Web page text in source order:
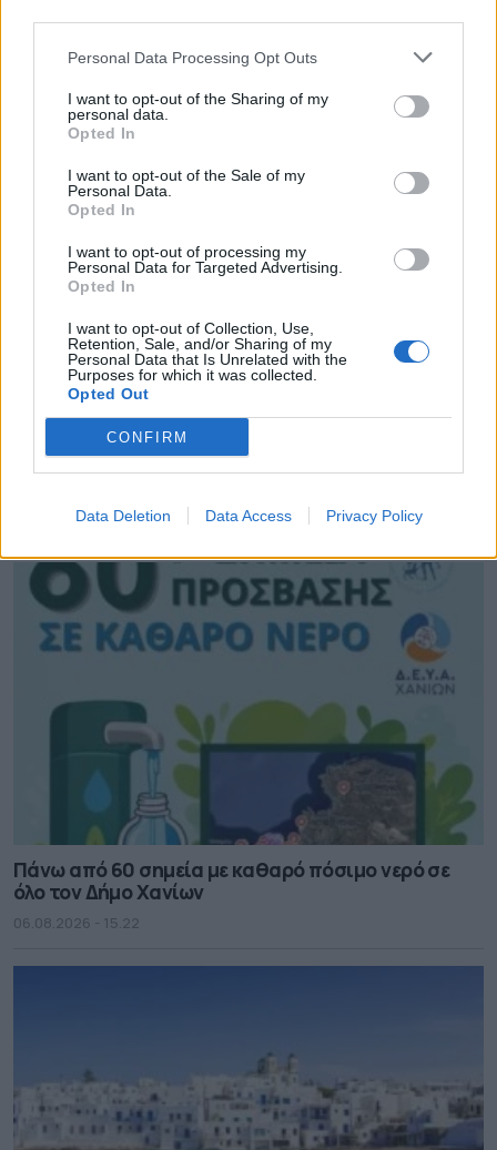
Personal Data Processing Opt Outs
I want to opt-out of the Sharing of my
personal data.
Opted In
I want to opt-out of the Sale of my
Personal Data.
Opted In
I want to opt-out of processing my
Personal Data for Targeted Advertising.
Opted In
I want to opt-out of Collection, Use,
Retention, Sale, and/or Sharing of my
Personal Data that Is Unrelated with the
Purposes for which it was collected.
Opted Out
CONFIRM
Data Deletion Data Access Privacy Policy
ΠΕΡΙΦΕΡΕΙΕΣ
Attica Roots Festival: Εννέα συναυλίες, δεκάδες
χιλιάδες θεατές, ένας νέος πολιτιστικός χάρτης
06.08.2026 - 20.03
Πάνω από 60 σημεία με καθαρό πόσιμο νερό σε
όλο τον Δήμο Χανίων
06.08.2026 - 15.22